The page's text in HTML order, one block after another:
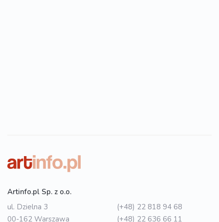
Artinfo.pl Sp. z o.o.
ul. Dzielna 3
00-162 Warszawa
(+48) 22 818 94 68
(+48) 22 636 66 11